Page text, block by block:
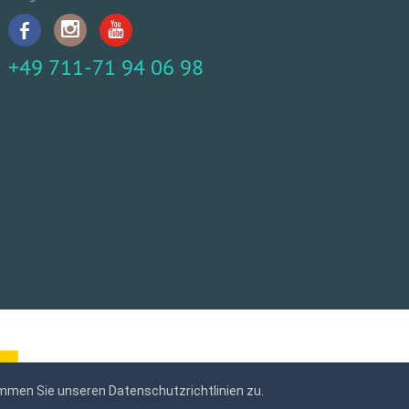
+49 711-71 94 06 98
Sie unseren Datenschutzrichtlinien zu.